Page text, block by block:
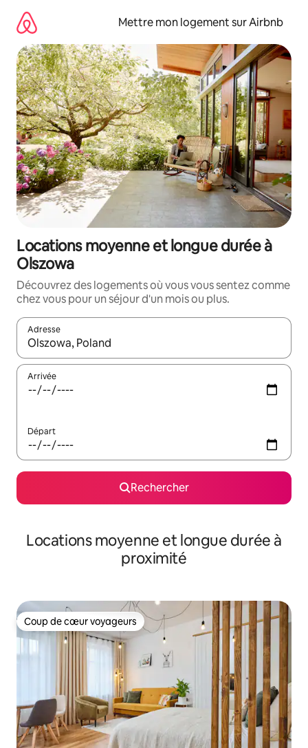
directement
contenu
Mettre mon logement sur Airbnb
Locations moyenne et longue durée à
Olszowa
Découvrez des logements où vous vous sentez comme
chez vous pour un séjour d'un mois ou plus.
Adresse
Lorsque les résultats s'affichent, utilisez les flèches vers le
Arrivée
Départ
Rechercher
Locations moyenne et longue durée à
proximité
Coup de cœur voyageurs
Coup de cœur voyageurs